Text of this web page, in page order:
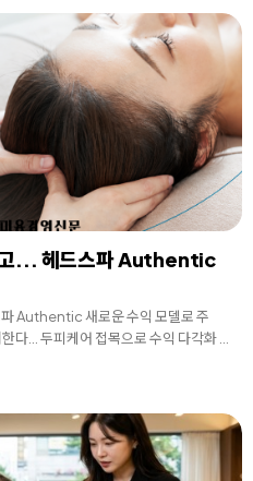
고... 헤드스파 Authentic
Authentic 새로운 수익 모델로 주
다... 두피케어 접목으로 수익 다각화 . .